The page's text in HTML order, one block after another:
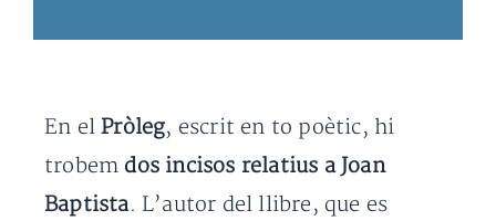
En elPròleg, escrit en to poètic, hi
trobem dos incisos relatius a Joan
Baptista. L’autor del llibre, que es